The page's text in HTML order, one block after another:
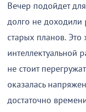
Вечер подойдет
долго не доходили
старых планов.
интеллектуальной
не стоит
оказалась
достаточно